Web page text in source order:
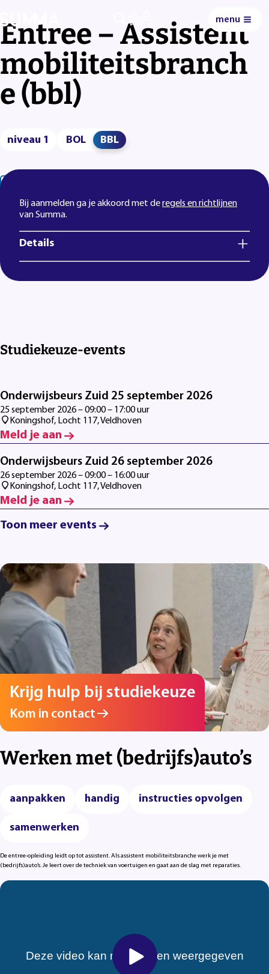
menu
Entree – Assistent
mobiliteitsbranch
e (bbl)
niveau 1 BOL BBL
Werken met (bedrijfs)auto’s
aanpakken handig instructies opvolgen
samenwerken
De entree-opleiding leidt op tot assistent. Als assistent mobiliteitsbranche werk je met
(bedrijfs)auto’s. Je leert over de techniek van voertuigen en gaat aan de slag met reparaties.
Bij aanmelden ga je akkoord met deregels en richtlijnen
van Summa.
Details
Studiekeuze-events
Onderwijsbeurs Zuid 25 september 2026
25 september 2026 – 09:00 – 17:00 uur
Koningshof, Locht 117, Veldhoven
Meld je aan
Onderwijsbeurs Zuid 26 september 2026
26 september 2026 – 09:00 – 16:00 uur
Koningshof, Locht 117, Veldhoven
Meld je aan
Toon meer events
Krijg hulp bij studiekeuze
Kom in contact